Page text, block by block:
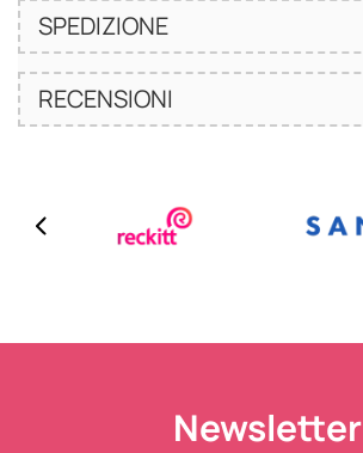
SPEDIZIONE
RECENSIONI
Newsletter